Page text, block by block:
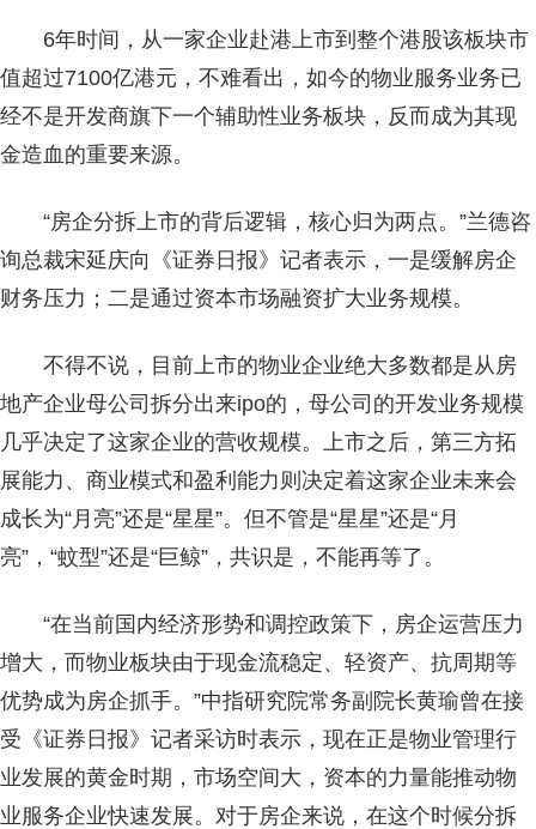
6年时间，从一家企业赴港上市到整个港股该板块市
值超过7100亿港元，不难看出，如今的物业服务业务已
经不是开发商旗下一个辅助性业务板块，反而成为其现
金造血的重要来源。
“房企分拆上市的背后逻辑，核心归为两点。”兰德咨
询总裁宋延庆向《证券日报》记者表示，一是缓解房企
财务压力；二是通过资本市场融资扩大业务规模。
不得不说，目前上市的物业企业绝大多数都是从房
地产企业母公司拆分出来ipo的，母公司的开发业务规模
几乎决定了这家企业的营收规模。上市之后，第三方拓
展能力、商业模式和盈利能力则决定着这家企业未来会
成长为“月亮”还是“星星”。但不管是“星星”还是“月
亮”，“蚊型”还是“巨鲸”，共识是，不能再等了。
“在当前国内经济形势和调控政策下，房企运营压力
增大，而物业板块由于现金流稳定、轻资产、抗周期等
优势成为房企抓手。”中指研究院常务副院长黄瑜曾在接
受《证券日报》记者采访时表示，现在正是物业管理行
业发展的黄金时期，市场空间大，资本的力量能推动物
业服务企业快速发展。对于房企来说，在这个时候分拆